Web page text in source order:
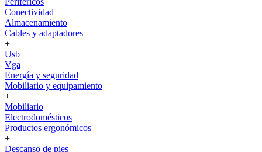
Conectividad
Almacenamiento
Cables y adaptadores
+
Usb
Vga
Energía y seguridad
Mobiliario y equipamiento
+
Mobiliario
Electrodomésticos
Productos ergonómicos
+
Descanso de pies